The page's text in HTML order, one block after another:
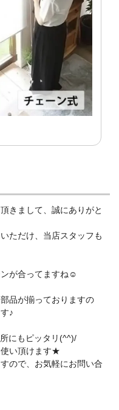
きまして、誠にありがと
ただけ、当店スタッフも
が合ってますね☺
品が揃っておりますの
♪
にもピッタリ(^^)/
使い頂けます★
ので、お気軽にお問い合